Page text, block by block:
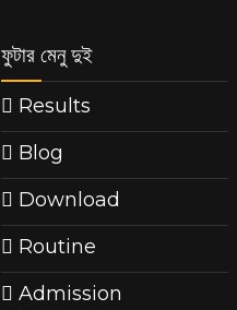
ফুটার মেনু দুই
Results
Blog
Download
Routine
Admission